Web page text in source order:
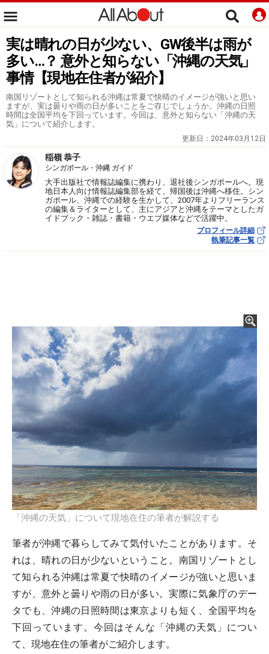
実は晴れの日が少ない、GW後半は雨が
多い…？ 意外と知らない「沖縄の天気」
事情【現地在住者が紹介】
南国リゾートとして知られる沖縄は常夏で快晴のイメージが強いと思い
ますが、実は曇りや雨の日が多いことをご存じでしょうか。沖縄の日照
時間は全国平均を下回っています。今回は、意外と知らない「沖縄の天
気」について紹介します。
更新日： 2024年03月12日
稲嶺 恭子
シンガポール・沖縄 ガイド
大手出版社で情報誌編集に携わり、退社後シンガポールへ。現
地日本人向け情報誌編集部を経て、帰国後は沖縄へ移住。シン
ガポール、沖縄での経験を生かして、2007年よりフリーランス
の編集＆ライターとして、主にアジアと沖縄をテーマとしたガ
イドブック・雑誌・書籍・ウエブ媒体などで活躍中。
プロフィール詳細
執筆記事一覧
「沖縄の天気」について現地在住の筆者が解説する
筆者が沖縄で暮らしてみて気付いたことがあります。そ
れは、晴れの日が少ないということ。南国リゾートとし
て知られる沖縄は常夏で快晴のイメージが強いと思いま
すが、意外と曇りや雨の日が多い。実際に気象庁のデー
タでも、沖縄の日照時間は東京よりも短く、全国平均を
下回っています。今回はそんな「沖縄の天気」につい
て、現地在住の筆者がご紹介します。